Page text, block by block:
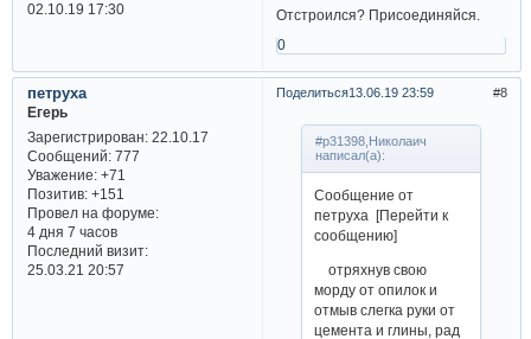
02.10.19 17:30
Отстроился? Присоединяйся.
0
Поделиться 8
13.06.19 23:59
петруха
Егерь
Зарегистрирован: 22.10.17
Сообщений:777
Уважение: +71
Позитив: +151
Провел на форуме:
4 дня 7 часов
Последний визит:
25.03.21 20:57
#p31398,Николаич
написал(а):
Сообщение от
петруха [Перейти к
сообщению]
отряхнув свою
морду от опилок и
отмыв слегка руки от
цемента и глины, рад